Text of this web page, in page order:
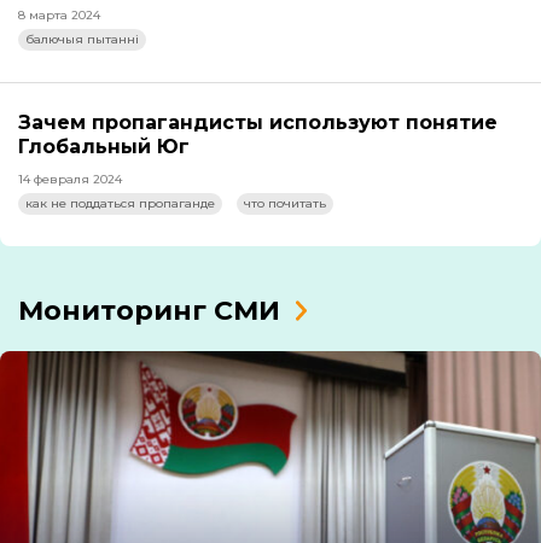
8 марта 2024
балючыя пытанні
Зачем пропагандисты используют понятие
Глобальный Юг
14 февраля 2024
как не поддаться пропаганде
что почитать
Мониторинг СМИ